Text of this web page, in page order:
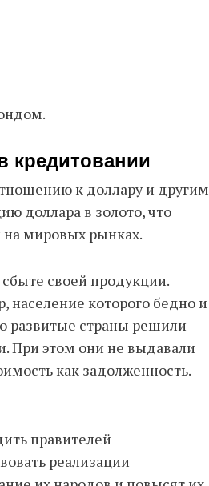
кредитовании
к доллару и другим
доллара в золото, что
на мировых рынках.
своей продукции.
которого бедно и
развитые страны решили
При этом они не выдавали
как задолженность.
правителей
реализации